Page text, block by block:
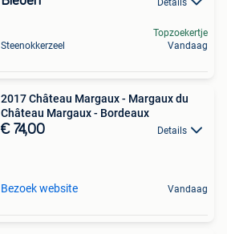
Steenokkerzeel
Topzoekertje
Vandaag
2017 Château Margaux - Margaux du
Château Margaux - Bordeaux
€ 74,00 Details
Bezoek website Vandaag